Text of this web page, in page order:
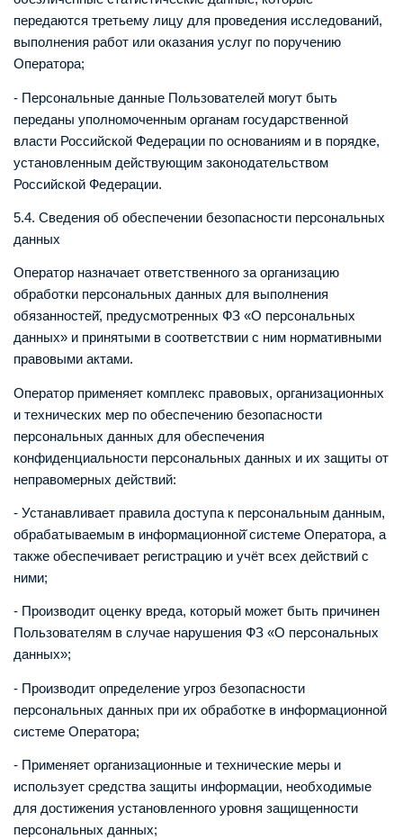
передаются третьему лицу для проведения исследований,
выполнения работ или оказания услуг по поручению
Оператора;
- Персональные данные Пользователей могут быть
переданы уполномоченным органам государственной
власти Российской Федерации по основаниям и в порядке,
установленным действующим законодательством
Российской Федерации.
5.4. Сведения об обеспечении безопасности персональных
данных
Оператор назначает ответственного за организацию
обработки персональных данных для выполнения
обязанностей̆, предусмотренных ФЗ «О персональных
данных» и принятыми в соответствии с ним нормативными
правовыми актами.
Оператор применяет комплекс правовых, организационных
и технических мер по обеспечению безопасности
персональных данных для обеспечения
конфиденциальности персональных данных и их защиты от
неправомерных действий:
- Устанавливает правила доступа к персональным данным,
обрабатываемым в информационной̆ системе Оператора, а
также обеспечивает регистрацию и учёт всех действий с
ними;
- Производит оценку вреда, который может быть причинен
Пользователям в случае нарушения ФЗ «О персональных
данных»;
- Производит определение угроз безопасности
персональных данных при их обработке в информационной
системе Оператора;
- Применяет организационные и технические меры и
использует средства защиты информации, необходимые
для достижения установленного уровня защищенности
персональных данных;